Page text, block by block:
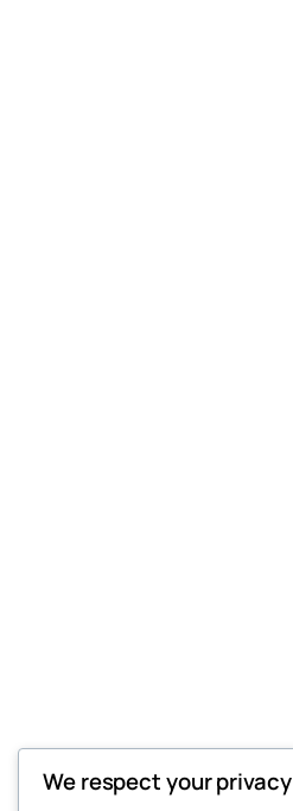
We respect your privacy